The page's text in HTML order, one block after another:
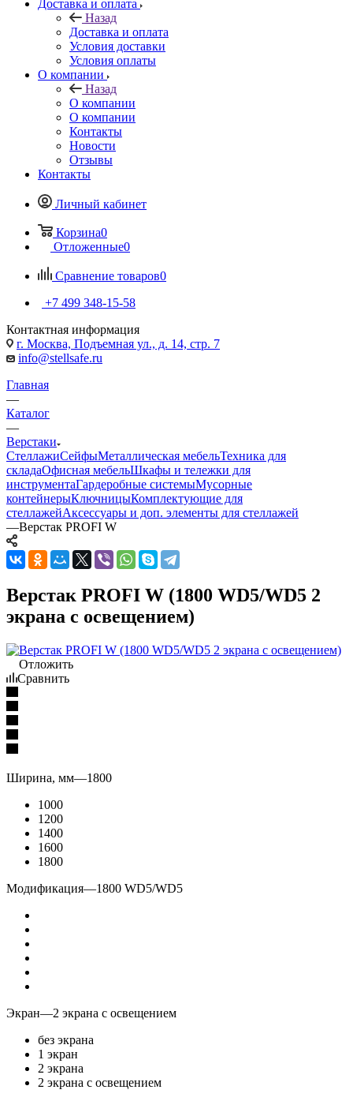
Доставка и оплата
Назад
Доставка и оплата
Условия доставки
Условия оплаты
О компании
Назад
О компании
О компании
Контакты
Новости
Отзывы
Контакты
Личный кабинет
Корзина0
Отложенные0
Сравнение товаров0
+7 499 348-15-58
Контактная информация
г. Москва, Подъемная ул., д. 14, стр. 7
info@stellsafe.ru
Главная
—
Каталог
—
Верстаки
СтеллажиСейфыМеталлическая мебельТехника для
складаОфисная мебельШкафы и тележки для
инструментаГардеробные системыМусорные
контейнерыКлючницыКомплектующие для
стеллажейАксессуары и доп. элементы для стеллажей
—Верстак PROFI W
Верстак PROFI W (1800 WD5/WD5 2
экрана с освещением)
Отложить
Сравнить
Ширина, мм—1800
1000
1200
1400
1600
1800
Модификация—1800 WD5/WD5
Экран—2 экрана с освещением
без экрана
1 экран
2 экрана
2 экрана с освещением